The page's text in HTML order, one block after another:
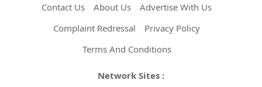
Contact Us About Us
Advertise With Us
Complaint Redressal
Privacy Policy
Terms And Conditions
Network Sites :